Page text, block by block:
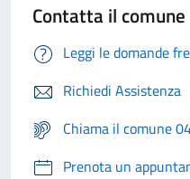
Contatta il comune
Leggi le domande
Richiedi Assistenza
Chiama il comune
Prenota un